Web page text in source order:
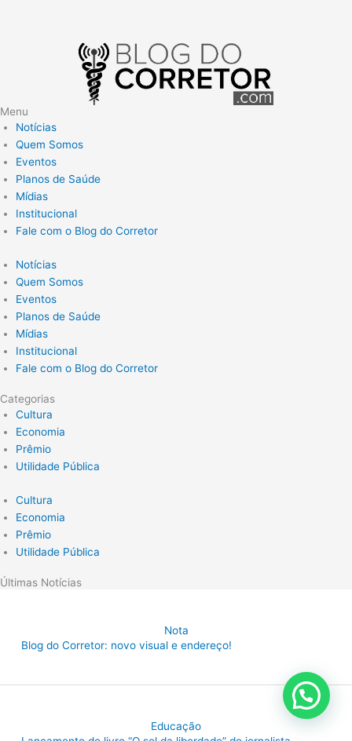
Menu
Notícias
Quem Somos
Eventos
Planos de Saúde
Mídias
Institucional
Fale com o Blog do Corretor
Notícias
Quem Somos
Eventos
Planos de Saúde
Mídias
Institucional
Fale com o Blog do Corretor
Categorias
Cultura
Economia
Prêmio
Utilidade Pública
Cultura
Economia
Prêmio
Utilidade Pública
Últimas Notícias
Nota
Blog do Corretor: novo visual e endereço!
Educação